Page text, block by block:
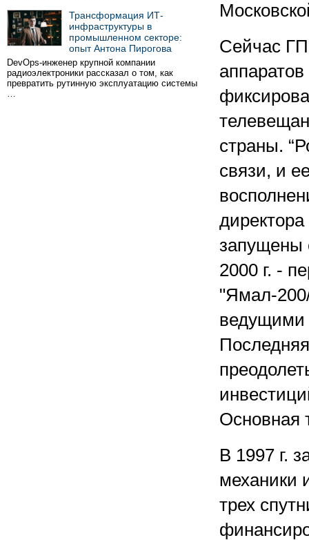
Трансформация ИТ-
инфраструктуры в
промышленном секторе:
опыт Антона Пирогова
DevOps-инженер крупной компании
радиоэлектроники рассказал о том, как
превратить рутинную эксплуатацию системы
…
Сейчас
страны.
связи, и
запущены
2000 г. -
"Ямал-
ведущими
Основная
В 1997 г.
механики
трех